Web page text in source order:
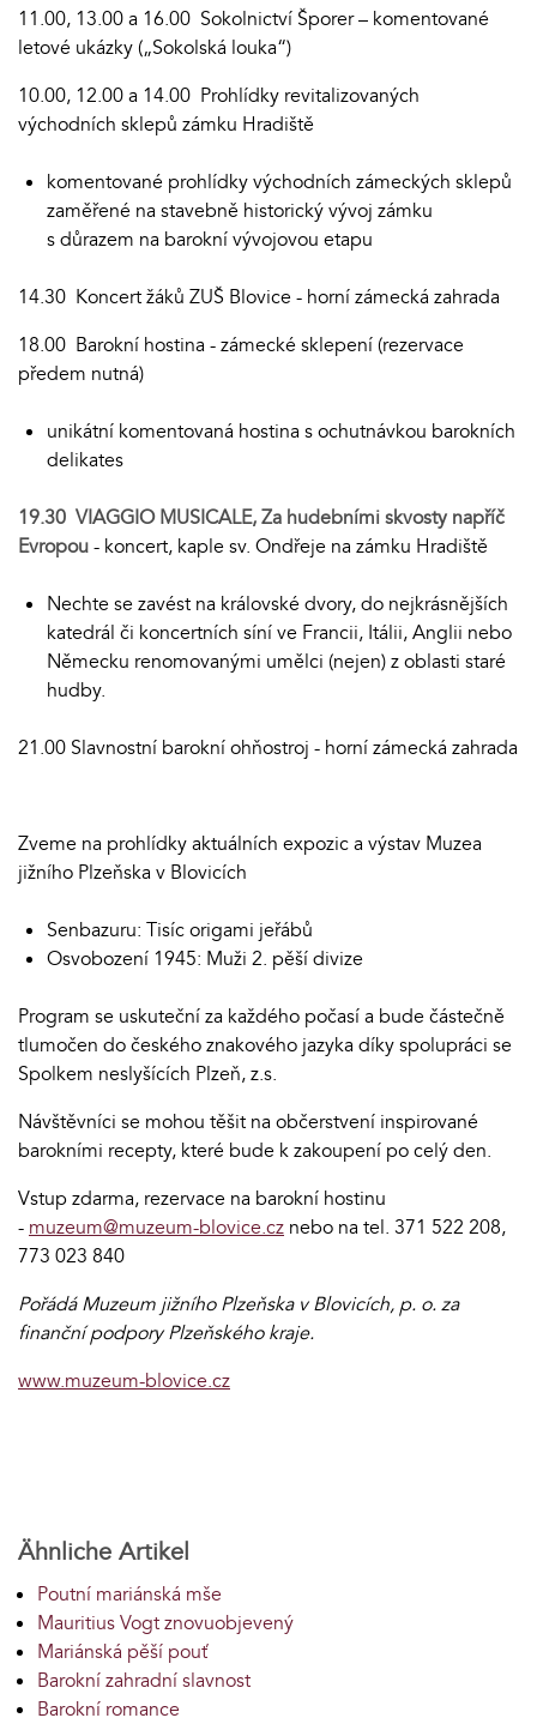
11.00, 13.00 a 16.00 Sokolnictví Šporer – komentované
letové ukázky („Sokolská louka“)
10.00, 12.00 a 14.00 Prohlídky revitalizovaných
východních sklepů zámku Hradiště
komentované prohlídky východních zámeckých sklepů
zaměřené na stavebně historický vývoj zámku
s důrazem na barokní vývojovou etapu
14.30 Koncert žáků ZUŠ Blovice - horní zámecká zahrada
18.00 Barokní hostina - zámecké sklepení (rezervace
předem nutná)
unikátní komentovaná hostina s ochutnávkou barokních
delikates
19.30 VIAGGIO MUSICALE, Za hudebními skvosty napříč
Evropou- koncert, kaple sv. Ondřeje na zámku Hradiště
Nechte se zavést na královské dvory, do nejkrásnějších
katedrál či koncertních síní ve Francii, Itálii, Anglii nebo
Německu renomovanými umělci (nejen) z oblasti staré
hudby.
21.00 Slavnostní barokní ohňostroj - horní zámecká zahrada
Zveme na prohlídky aktuálních expozic a výstav Muzea
jižního Plzeňska v Blovicích
Senbazuru: Tisíc origami jeřábů
Osvobození 1945: Muži 2. pěší divize
Program se uskuteční za každého počasí a bude částečně
tlumočen do českého znakového jazyka díky spolupráci se
Spolkem neslyšících Plzeň, z.s.
Návštěvníci se mohou těšit na občerstvení inspirované
barokními recepty, které bude k zakoupení po celý den.
Vstup zdarma, rezervace na barokní hostinu
- muzeum@muzeum-blovice.cz nebo na tel. 371 522 208,
773 023 840
Pořádá Muzeum jižního Plzeňska v Blovicích, p. o. za
finanční podpory Plzeňského kraje.
www.muzeum-blovice.cz
Ähnliche Artikel
Poutní mariánská mše
Mauritius Vogt znovuobjevený
Mariánská pěší pouť
Barokní zahradní slavnost
Barokní romance